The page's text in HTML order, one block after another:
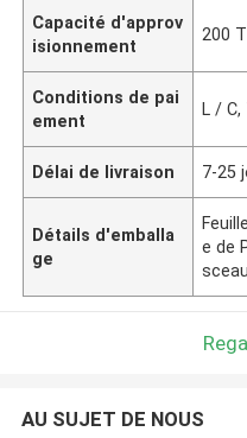
Capacité d'approv
isionnement
200
Conditions de pai
ement
L / C,
Délai de livraison 7-25
Détails d'emballa
ge
e de
AU SUJET DE NOUS